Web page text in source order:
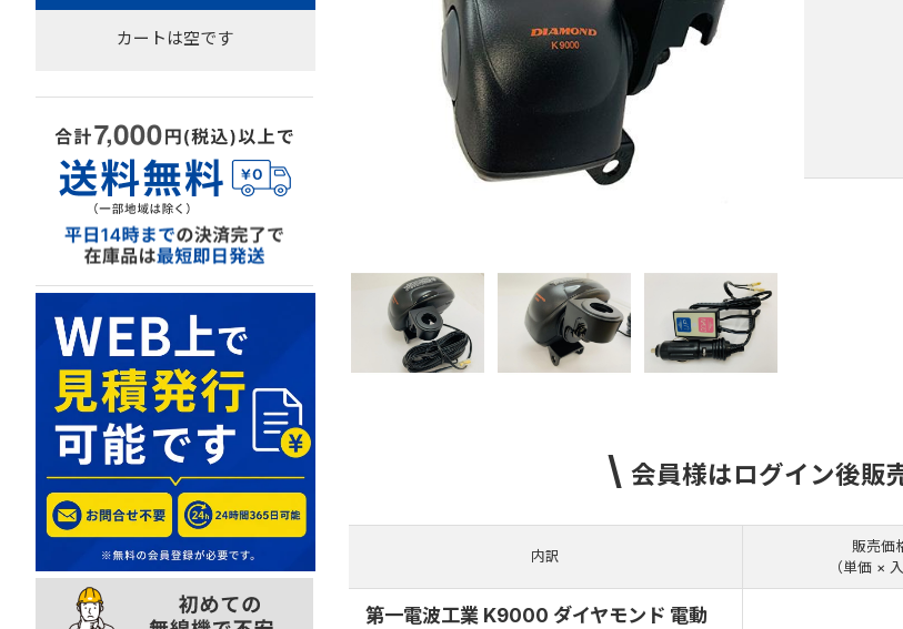
\ 会員様はログイン後販
内訳
販売価
（単価 × 入
第一電波工業 K9000 ダイヤモンド 電動
カートは空です